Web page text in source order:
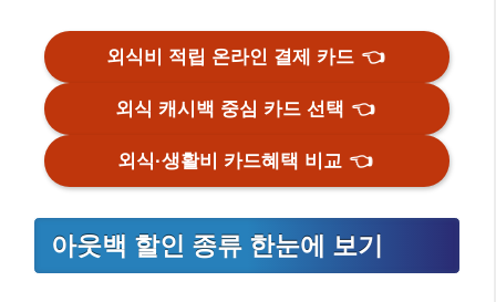
외식비 적립 온라인 결제 카드👈
외식 캐시백 중심 카드 선택👈
외식·생활비 카드혜택 비교👈
아웃백 할인 종류 한눈에 보기